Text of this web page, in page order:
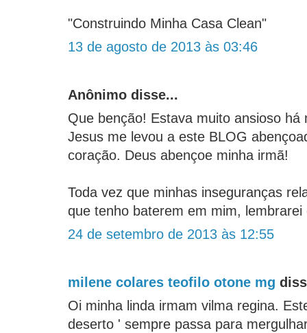
"Construindo Minha Casa Clean"
13 de agosto de 2013 às 03:46
Anônimo disse...
Que benção! Estava muito ansioso há
Jesus me levou a este BLOG
coração. Deus abençoe minha irmã!
Toda vez que minhas inseguranças
que tenho baterem em mim, lembrarei
24 de setembro de 2013 às 12:55
milene colares teofilo otone mg
Oi minha linda irmam vilma regina.
deserto ' sempre passa para